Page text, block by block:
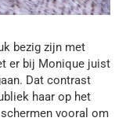
bezig zijn met
er bij Monique juist
Dat contrast
haar op het
vooral om